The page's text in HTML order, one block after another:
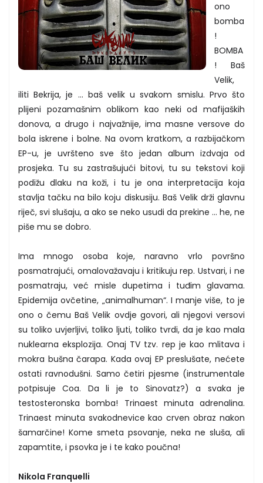
ono
bomba
!
BOMBA
! Baš
Velik,
iliti Bekrija, je ... baš velik u svakom smislu. Prvo što
plijeni pozamašnim oblikom kao neki od mafijaških
donova, a drugo i najvažnije, ima masne versove do
bola iskrene i bolne. Na ovom kratkom, a razbijačkom
EP-u, je uvršteno sve što jedan album izdvaja od
prosjeka. Tu su zastrašujući bitovi, tu su tekstovi koji
podižu dlaku na koži, i tu je ona interpretacija koja
stavlja tačku na bilo koju diskusiju. Baš Velik drži glavnu
riječ, svi slušaju, a ako se neko usudi da prekine ... he, ne
piše mu se dobro.
Ima mnogo osoba koje, naravno vrlo površno
posmatrajući, omalovažavaju i kritikuju rep. Ustvari, i ne
posmatraju, već misle dupetima i tuđim glavama.
Epidemija ovčetine, „animalhuman“. I manje više, to je
ono o čemu Baš Velik ovdje govori, ali njegovi versovi
su toliko uvjerljivi, toliko ljuti, toliko tvrdi, da je kao mala
nuklearna eksplozija. Onaj TV tzv. rep je kao mlitava i
mokra bušna čarapa. Kada ovaj EP preslušate, nećete
ostati ravnodušni. Samo četiri pjesme (instrumentale
potpisuje Coa. Da li je to Sinovatz?) a svaka je
testosteronska bomba! Trinaest minuta adrenalina.
Trinaest minuta svakodnevice kao crven obraz nakon
šamarčine! Kome smeta psovanje, neka ne sluša, ali
zapamtite, i psovka je i te kako poučna!
Nikola Franquelli